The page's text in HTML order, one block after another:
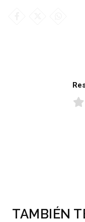
TAMBIÉN